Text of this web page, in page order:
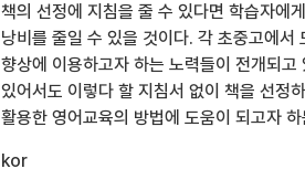
책의 선정에 지침을 줄 수 있다면 학습자에
낭비를 줄일 수 있을 것이다. 각 초중고에서
향상에 이용하고자 하는 노력들이 전개되
있어서도 이렇다 할 지침서 없이 책을 선정
활용한 영어교육의 방법에 도움이 되고자
kor